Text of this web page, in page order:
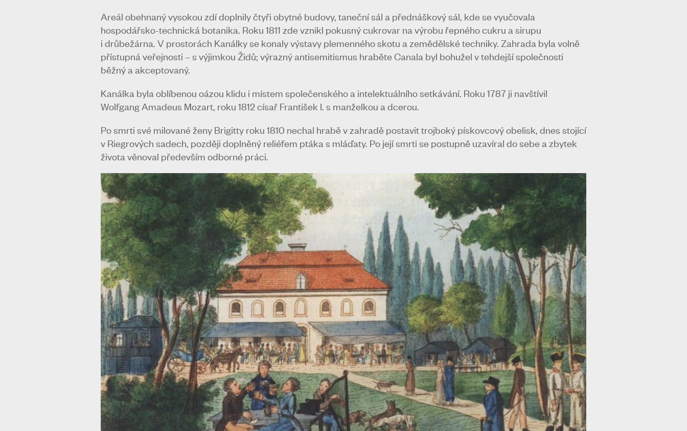
Areál obehnaný vysokou zdí doplnily čtyři obytné budovy, taneční sál a přednáškový sál, kde se vyučovala
hospodářsko-technická botanika. Roku 1811 zde vznikl pokusný cukrovar na výrobu řepného cukru a sirupu
i drůbežárna. V prostorách Kanálky se konaly výstavy plemenného skotu a zemědělské techniky. Zahrada byla volně
přístupná veřejnosti – s výjimkou Židů; výrazný antisemitismus hraběte Canala byl bohužel v tehdejší společnosti
běžný a akceptovaný.
Kanálka byla oblíbenou oázou klidu i místem společenského a intelektuálního setkávání. Roku 1787 ji navštívil
Wolfgang Amadeus Mozart, roku 1812 císař František I. s manželkou a dcerou.
Po smrti své milované ženy Brigitty roku 1810 nechal hrabě v zahradě postavit trojboký pískovcový obelisk, dnes stojící
v Riegrových sadech, později doplněný reliéfem ptáka s mláďaty. Po její smrti se postupně uzavíral do sebe a zbytek
života věnoval především odborné práci.